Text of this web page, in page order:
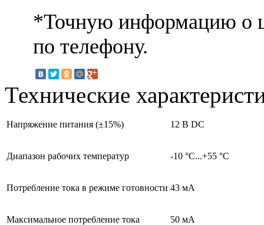
*Точную информацию о
по телефону.
Технические
Напряжение питания (±15%) 12 В DC
Диапазон рабочих температур -10 °C...+55 °C
Потребление тока в режиме готовности 43 мА
Максимальное потребление тока 50 мА